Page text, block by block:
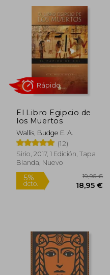
21,37 €
5%
dcto. 22,72 €
El Libro Egipcio de
los Muertos
Wallis, Budge E. A.
(12)
Sirio, 2017, 1 Edición, Tapa
Blanda, Nuevo